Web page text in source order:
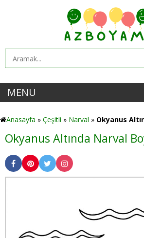
MENU
Anasayfa » Çeşitli » Narval » Okyanus
Okyanus Altında Narval